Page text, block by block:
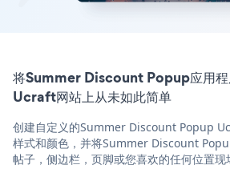
将Summer Discount Popup应用程
Ucraft网站上从未如此简单
创建自定义的Summer Discount Popup
样式和颜色，并将Summer Discount
帖子，侧边栏，页脚或您喜欢的任何位置现